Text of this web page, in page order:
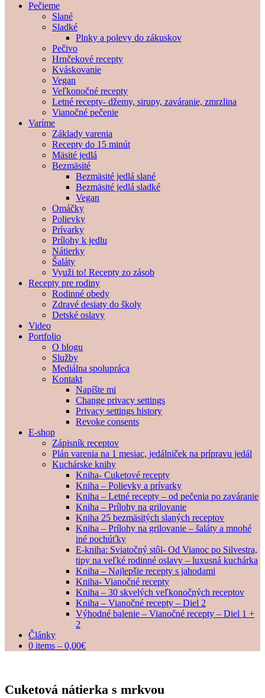
Pečieme
Slané
Sladké
Plnky a polevy do zákuskov
Pečivo
Hrnčekové recepty
Kváskovanie
Vegan
Veľkonočné recepty
Letné recepty- džemy, sirupy, zaváranie, zmrzlina
Vianočné pečenie
Varíme
Základy varenia
Recepty do 15 minút
Mäsité jedlá
Bezmäsité
Bezmäsité jedlá slané
Bezmäsité jedlá sladké
Vegan
Omáčky
Polievky
Prívarky
Prílohy k jedlu
Nátierky
Šaláty
Využi to! Recepty zo zásob
Recepty pre rodiny
Rodinné obedy
Zdravé desiaty do školy
Detské oslavy
Video
Portfolio
O blogu
Služby
Mediálna spolupráca
Kontakt
Napíšte mi
Change privacy settings
Privacy settings history
Revoke consents
E-shop
Zápisník receptov
Plán varenia na 1 mesiac, jedálniček na prípravu jedál
Kuchárske knihy
Kniha- Cuketové recepty
Kniha – Polievky a prívarky
Kniha – Letné recepty – od pečenia po zaváranie
Kniha – Prílohy na grilovanie
Kniha 25 bezmäsitých slaných receptov
Kniha – Prílohy na grilovanie – šaláty a mnohé
iné pochúťky
E-kniha: Sviatočný stôl- Od Vianoc po Silvestra,
tipy na veľké rodinné oslavy – luxusná kuchárka
Kniha – Najlepšie recepty s jahodami
Kniha- Vianočné recepty
Kniha – 30 skvelých veľkonočných receptov
Kniha – Vianočné recepty – Diel 2
Výhodné balenie – Vianočné recepty – Diel 1 +
2
Články
0 items – 0,00€
Cuketová nátierka s mrkvou